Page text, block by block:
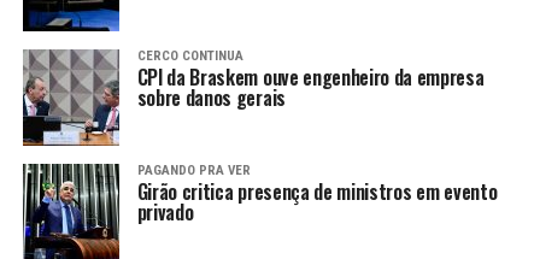
CERCO CONTINUA
CPI da Braskem ouve engenheiro da empresa
sobre danos gerais
PAGANDO PRA VER
Girão critica presença de ministros em evento
privado